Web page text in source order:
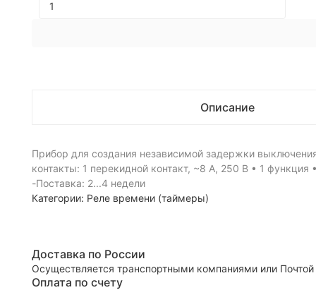
Описание
Прибор для создания независимой задержки
контакты: 1 перекидной контакт, ~8 А, 250 В • 1
-Поставка: 2...4 недели
Категории: Реле времени (таймеры)
Доставка по России
Осуществляется транспортными компаниями или Почтой
Оплата по счету